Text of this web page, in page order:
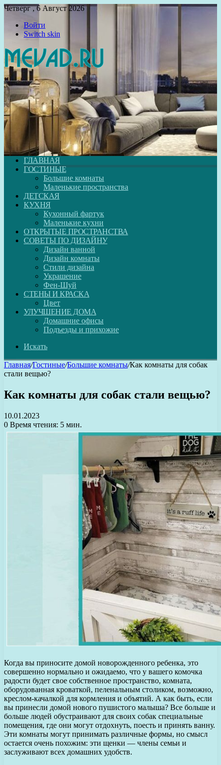
Четверг , 6 Август 2026
Войти
Switch skin
ГЛАВНАЯ
ГОСТИНЫЕ
Большие комнаты
Маленькие пространства
ДЕТСКАЯ
КУХНЯ
Кухонный фартук
Маленькие кухни
ОТКРЫТЫЕ ПРОСТРАНСТВА
СОВЕТЫ ПО ДИЗАЙНУ
Дизайн ванной
Дизайн комнаты
Стили дизайна
Украшение
Фен-Шуй
СТЕНЫ И КРАСКА
Цвет
УЛУЧШЕНИЕ ДОМА
Домашние офисы
Подъезды и прихожие
Искать
Главная/Гостиные/Большие комнаты/Как комнаты для собак
стали вещью?
Как комнаты для собак стали вещью?
10.01.2023
0 Время чтения: 5 мин.
Когда вы приносите домой новорожденного ребенка, это
совершенно нормально и ожидаемо, что у вашего комочка
радости будет свое собственное пространство, комната,
оборудованная кроваткой, пеленальным столиком, возможно,
креслом-качалкой для кормления и объятий. А как быть, если
вы принесли домой нового пушистого малыша? Все больше и
больше людей обустраивают для своих собак специальные
помещения, где они могут отдохнуть, поесть и принять ванну.
Эти комнаты могут принимать различные формы, но смысл
остается очень похожим: эти щенки — члены семьи и
заслуживают всех домашних удобств.